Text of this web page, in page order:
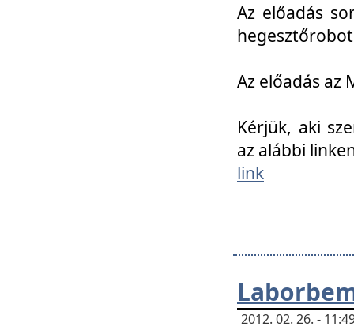
Az előadás
Az előadás az
Kérjük, aki
az alábbi
link
2012. 02. 26. -